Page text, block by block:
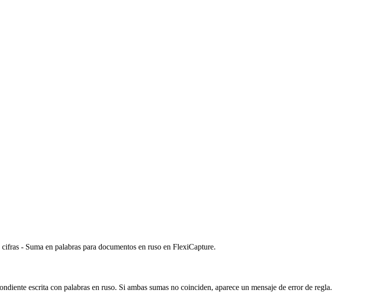
- Suma en palabras para documentos en ruso en FlexiCapture.
escrita con palabras en ruso. Si ambas sumas no coinciden, aparece un mensaje de error de regla.